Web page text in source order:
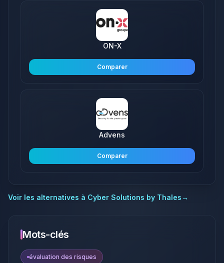
ON-X
Comparer
Advens
Comparer
Voir les alternatives à Cyber Solutions by Thales→
Mots-clés
évaluation des risques